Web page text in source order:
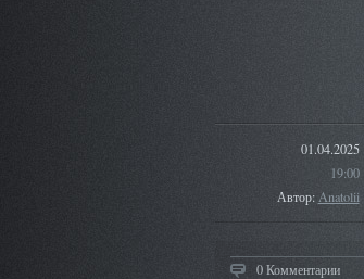
01.04.2025
19:00
Автор:Anatolii
0 Комментарии